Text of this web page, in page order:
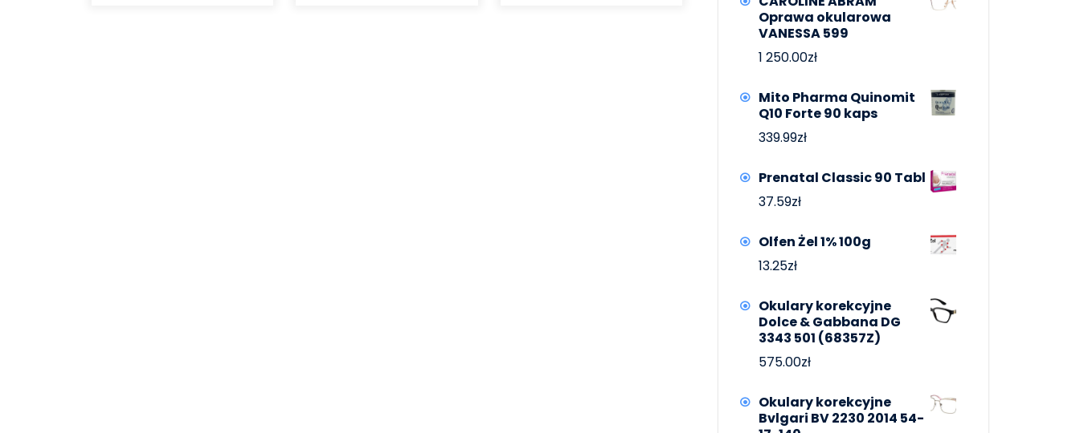
Oprawa okularowa
VANESSA 599
1 250.00zł
Mito Pharma Quinomit
Q10 Forte 90 kaps
339.99zł
Prenatal Classic 90 Tabl
37.59zł
Olfen Żel 1% 100g
13.25zł
Okulary korekcyjne
Dolce & Gabbana DG
3343 501 (68357Z)
575.00zł
Okulary korekcyjne
Bvlgari BV 2230 2014 54-